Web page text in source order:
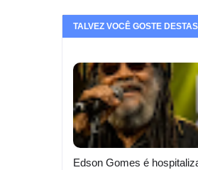
TALVEZ VOCÊ GOSTE
Edson Gomes é